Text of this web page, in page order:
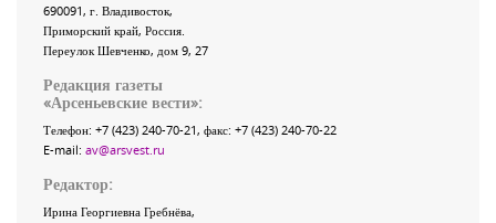
690091, г. Владивосток,
Приморский край, Россия
Переулок Шевченко, дом 9, 27
Редакция газеты
«Арсеньевские вести»:
Телефон: +7 (423) 240-70-21, факс: +7 (423) 240-70-22
E-mail: av@arsvest.ru
Редактор:
Ирина Георгиевна Гребнёва,